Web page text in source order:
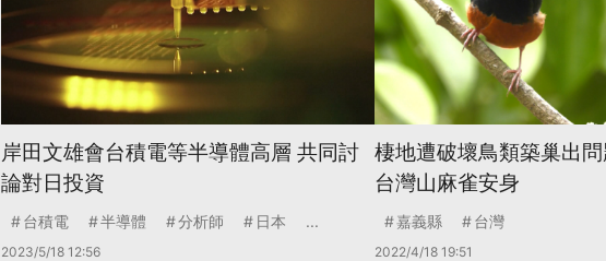
岸田文雄會台積電等半導體高層 共同討
論對日投資
台積電 半導體 分析師 日本 ...
2023/5/18 12:56
棲地遭破壞鳥類築巢出
台灣山麻雀安身
嘉義縣 台灣
2022/4/18 19:51